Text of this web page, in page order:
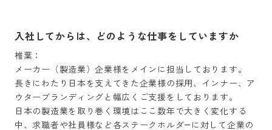
入社してからは、どのような仕事をしていますか
椎葉：
メーカー（製造業）企業様をメインに担当しております。
長きにわたり日本を支えてきた企業様の採用、インナー、ア
ウターブランディングと幅広くご支援をしております。
日本の製造業を取り巻く環境はここ数年で大きく変化する
中、求職者や社員様など各ステークホルダ―に対して企業の